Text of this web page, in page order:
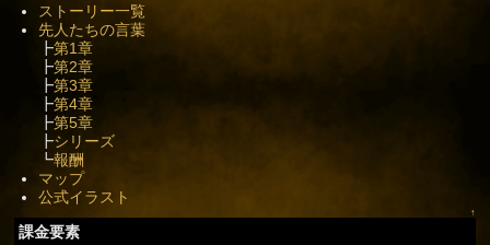
ストーリー一覧
先人たちの言葉
┣第1章
┣第2章
┣第3章
┣第4章
┣第5章
┣シリーズ
┗報酬
マップ
公式イラスト
↑
課金要素